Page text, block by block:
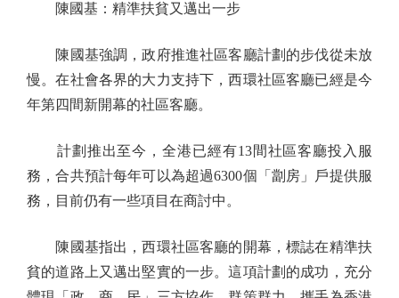
陳國基：精準扶貧又邁出一步
陳國基強調，政府推進社區客廳計劃的步伐從未放
慢。在社會各界的大力支持下，西環社區客廳已經是今
年第四間新開幕的社區客廳。
計劃推出至今，全港已經有13間社區客廳投入服
務，合共預計每年可以為超過6300個「劏房」戶提供服
務，目前仍有一些項目在商討中。
陳國基指出，西環社區客廳的開幕，標誌在精準扶
貧的道路上又邁出堅實的一步。這項計劃的成功，充分